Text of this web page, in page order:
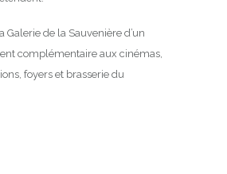
Galerie de la Sauvenière d’un
complémentaire aux cinémas,
foyers et brasserie du